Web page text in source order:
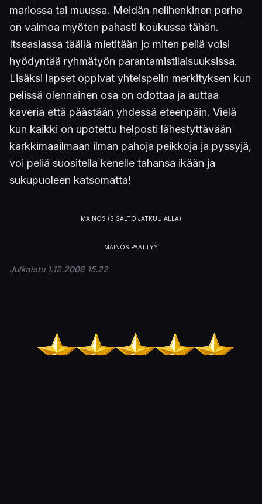
mariossa tai muussa. Meidän nelihenkinen perhe
on vaimoa myöten pahasti koukussa tähän.
Itseasiassa täällä mietitään jo miten peliä voisi
hyödyntää ryhmätyön parantamistilaisuuksissa.
Lisäksi lapset oppivat yhteispelin merkityksen kun
pelissä olennainen osa on odottaa ja auttaa
kaveria että päästään yhdessä eteenpäin. Vielä
kun kaikki on upotettu helposti lähestyttävään
karkkimaailmaan ilman pahoja peikkoja ja pyssyjä,
voi peliä suositella kenelle tahansa ikään ja
sukupuoleen katsomatta!
Julkaistu 1.12.2008 15.22